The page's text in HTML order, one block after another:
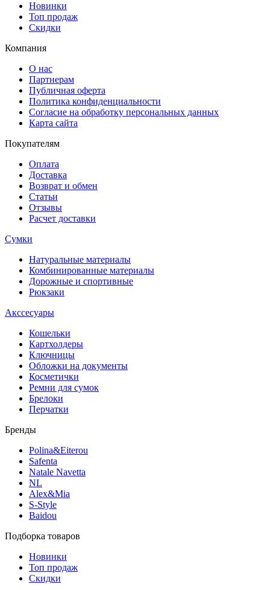
Новинки
Топ продаж
Скидки
Компания
О нас
Партнерам
Публичная оферта
Политика конфиденциальности
Согласие на обработку персональных данных
Карта сайта
Покупателям
Оплата
Доставка
Возврат и обмен
Статьи
Отзывы
Расчет доставки
Сумки
Натуральные материалы
Комбинированные материалы
Дорожные и спортивные
Рюкзаки
Акссесуары
Кошельки
Картхолдеры
Ключницы
Обложки на документы
Косметички
Ремни для сумок
Брелоки
Перчатки
Бренды
Polina&Eiterou
Safenta
Natale Navetta
NL
Alex&Mia
S-Style
Baidou
Подборка товаров
Новинки
Топ продаж
Скидки